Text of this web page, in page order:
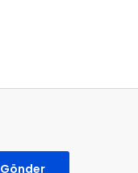
Gönder